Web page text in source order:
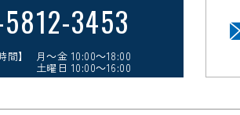
3453
間】 月～金 10:00～18:00
土曜日 10:00～16:00